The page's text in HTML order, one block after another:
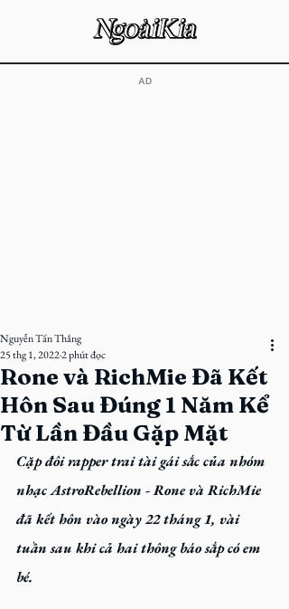
​AD
Rone và RichMie Đã Kết
Hôn Sau Đúng 1 Năm Kể
Từ Lần Đầu Gặp Mặt
Nguyễn Tấn Thắng
25 thg 1, 20222 phút đọc
Cặp đôi rapper trai tài gái sắc của nhóm
nhạc AstroRebellion - Rone và RichMie
đã kết hôn vào ngày 22 tháng 1, vài
tuần sau khi cả hai thông báo sắp có em
bé.